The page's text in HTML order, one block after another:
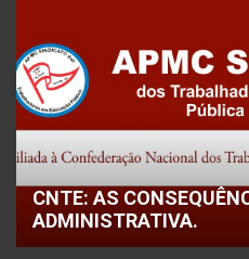
CNTE: AS
ADMINISTRATIVA.